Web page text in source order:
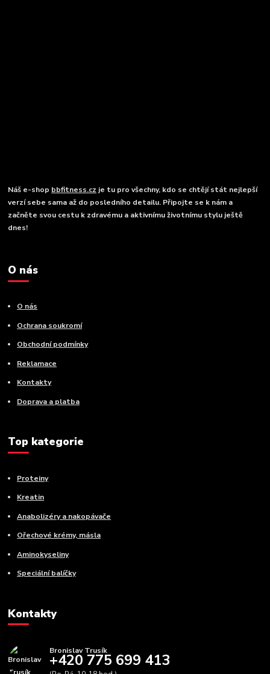
Náš e-shop bbfitness.cz je tu pro všechny, kdo se chtějí stát nejlepší
verzí sebe sama až do posledního detailu. Připojte se k nám a
začněte svou cestu k zdravému a aktivnímu životnímu stylu ještě
dnes!
O nás
O nás
Ochrana soukromí
Obchodní podmínky
Reklamace
Kontakty
Doprava a platba
Top kategorie
Proteiny
Kreatin
Anabolizéry a nakopávače
Ořechové krémy, másla
Aminokyseliny
Speciální balíčky
Kontakty
Bronislav Trusík
+420 775 699 413